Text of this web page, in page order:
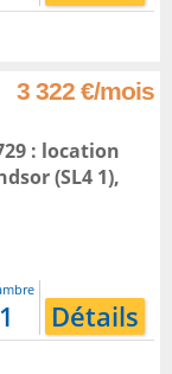
3 322 €/mois
: location
(SL4 1),
1 Détails